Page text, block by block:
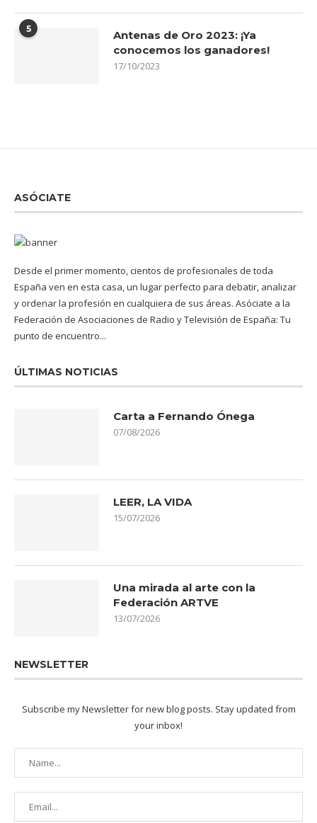
5
Antenas de Oro 2023: ¡Ya
conocemos los ganadores!
17/10/2023
ASÓCIATE
Desde el primer momento, cientos de profesionales de toda
España ven en esta casa, un lugar perfecto para debatir, analizar
y ordenar la profesión en cualquiera de sus áreas. Asóciate a la
Federación de Asociaciones de Radio y Televisión de España: Tu
punto de encuentro...
ÚLTIMAS NOTICIAS
Carta a Fernando Ónega
07/08/2026
LEER, LA VIDA
15/07/2026
Una mirada al arte con la
Federación ARTVE
13/07/2026
NEWSLETTER
Subscribe my Newsletter for new blog posts. Stay updated from
your inbox!